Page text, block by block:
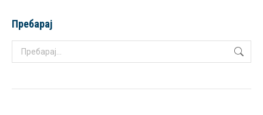
Пребарај
Search: